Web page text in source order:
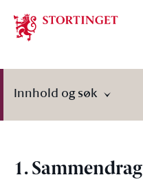
Stortinget.no
Innhold og søk
1. Sammendrag